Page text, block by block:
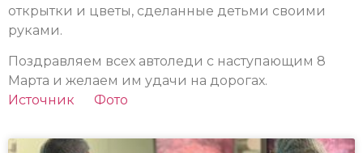
открытки и цветы, сделанные детьми своими
руками.
Поздравляем всех автоледи с наступающим 8
Марта и желаем им удачи на дорогах.
Источник
Фото